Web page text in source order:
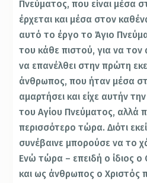
Πνεύματος, που είναι μέσα
έρχεται και μέσα στον
αυτό το έργο το Άγιο
του κάθε πιστού, για να τον
να επανέλθει στην πρώτη
άνθρωπος, που ήταν μέσα
αμαρτήσει και είχε αυτήν
του Αγίου Πνεύματος, αλλά
περισσότερο τώρα. Διότι
συνέβαινε μπορούσε να το
Ενώ τώρα – επειδή ο ίδιος
και ως άνθρωπος ο Χριστός